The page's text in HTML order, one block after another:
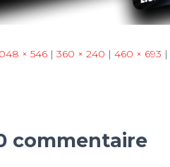
× 546 | 360 × 240 | 460 × 693 |
commentaire